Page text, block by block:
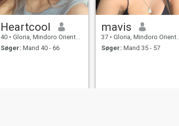
Heartcool
40 • Gloria, Mindoro Oriental, Filippinerne
Søger: Mand 40 - 66
mavis
37 • Gloria, Mindoro Oriental, Filippinerne
Søger: Mand 35 - 57